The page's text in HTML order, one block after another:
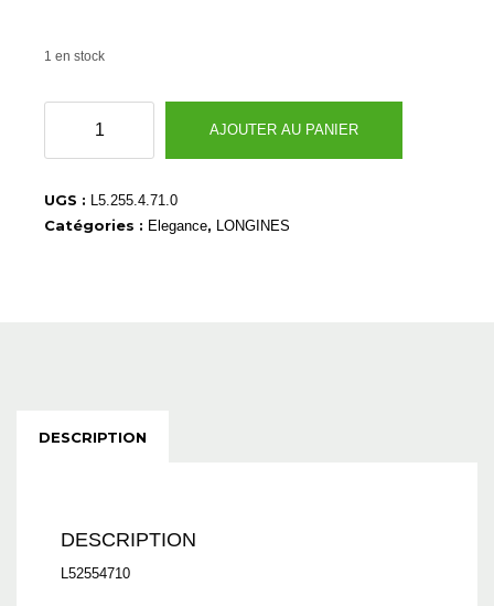
1 en stock
L52554710
AJOUTER AU PANIER
UGS : L5.255.4.71.0
Catégories : Elegance, LONGINES
DESCRIPTION
DESCRIPTION
L52554710